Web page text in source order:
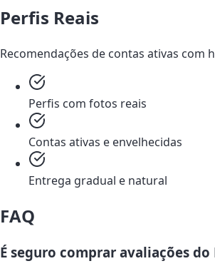
Perfis Reais
Recomendações de contas ativas com
Perfis com fotos reais
Contas ativas e envelhecidas
Entrega gradual e natural
FAQ
É seguro comprar avaliações do